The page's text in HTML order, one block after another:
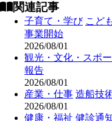
関連記事
子育て・学び こど
事業開始
2026/08/01
観光・文化・スポ
報告
2026/08/01
産業・仕事 造船技
2026/08/01
健康・福祉 健診通